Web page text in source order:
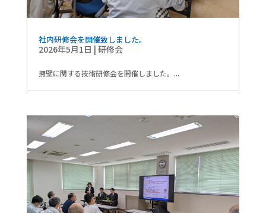
社内研修会を開催致しました。
2026年5月1日 | 研修会
擁壁に関する技術研修会を開催しました。...